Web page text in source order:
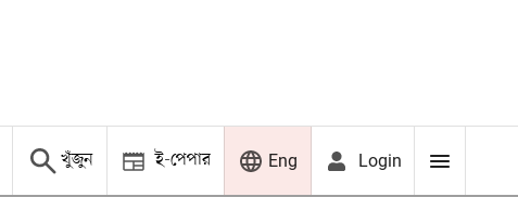
খুঁজুন ই-পেপার Eng Login